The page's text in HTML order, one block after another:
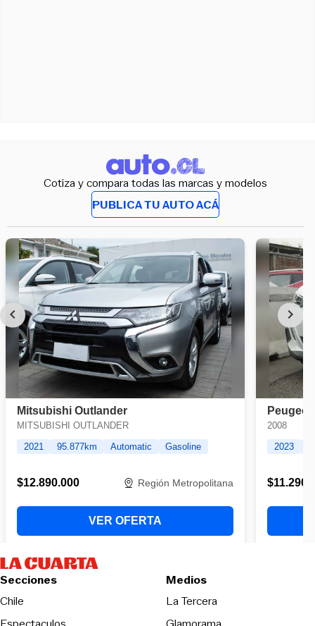
Cotiza y compara todas las marcas y modelos
PUBLICA TU AUTO ACÁ
Secciones
Chile
Medios
La TerceraOpens in new